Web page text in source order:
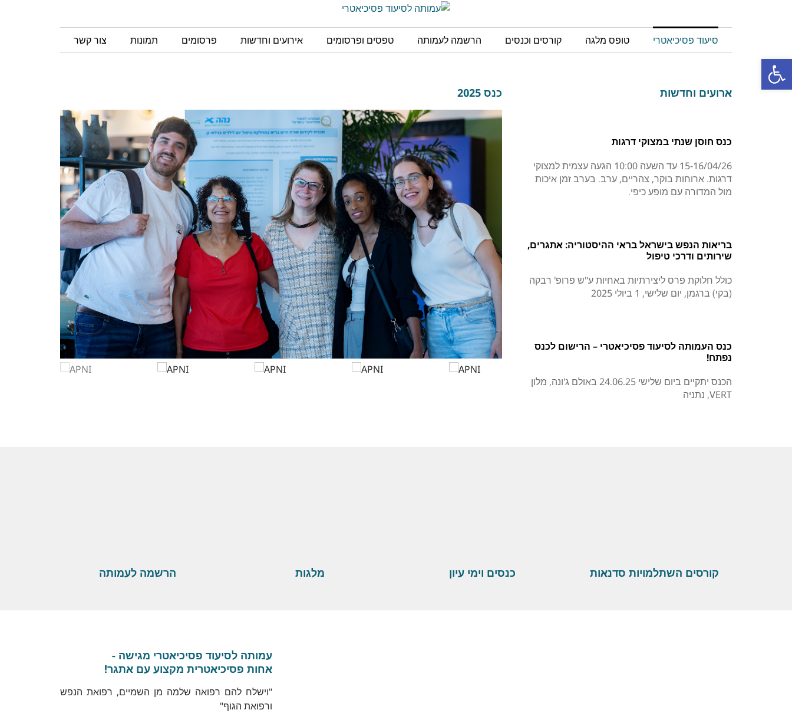
פתח סרגל נגישות
סיעוד פסיכיאטרי טופס מלגה קורסים וכנסים הרשמה לעמותה טפסים ופרסומים אירועים וחדשות פרסומים תמונות צור קשר
ארועים וחדשות
כנס חוסן שנתי במצוקי דרגות
15-16/04/26 עד השעה 10:00 הגעה עצמית למצוקי
דרגות. ארוחות בוקר, צהריים, ערב. בערב זמן איכות
מול המדורה עם מופע כיפי.
בריאות הנפש בישראל בראי ההיסטוריה: אתגרים,
שירותים ודרכי טיפול
כולל חלוקת פרס ליצירתיות באחיות ע"ש פרופ' רבקה
(בקי) ברגמן, יום שלישי, 1 ביולי 2025
כנס העמותה לסיעוד פסיכיאטרי – הרישום לכנס
נפתח!
הכנס יתקיים ביום שלישי 24.06.25 באולם ג'ונה, מלון
VERT, נתניה
כנס 2025
קורסים השתלמויות סדנאות כנסים וימי עיון מלגות הרשמה לעמותה
עמותה לסיעוד פסיכיאטרי מגישה -
אחות פסיכיאטרית מקצוע עם אתגר!
"וישלח להם רפואה שלמה מן השמיים, רפואת הנפש
ורפואת הגוף"